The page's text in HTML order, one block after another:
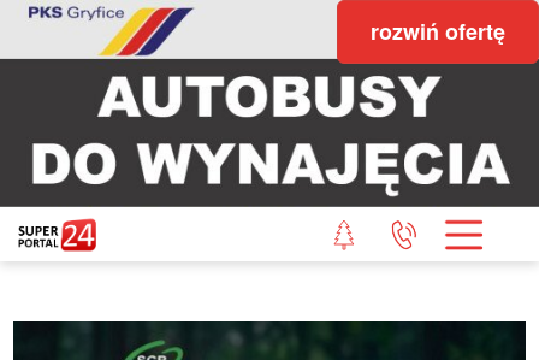
rozwiń ofertę
STRONA GŁÓWNA
POWIAT GRYFICKI
WIADOMOŚCI Z LASU